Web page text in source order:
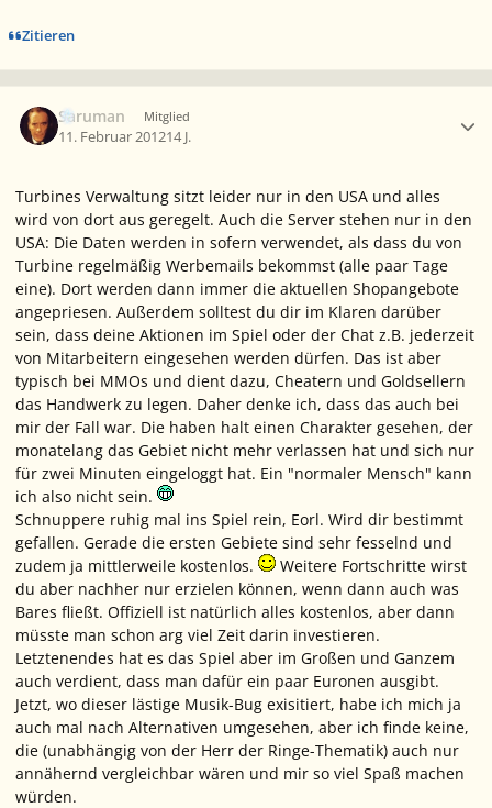
Zitieren
Saruman Mitglied
11. Februar 201214 J.
Turbines Verwaltung sitzt leider nur in den USA und alles
wird von dort aus geregelt. Auch die Server stehen nur in den
USA: Die Daten werden in sofern verwendet, als dass du von
Turbine regelmäßig Werbemails bekommst (alle paar Tage
eine). Dort werden dann immer die aktuellen Shopangebote
angepriesen. Außerdem solltest du dir im Klaren darüber
sein, dass deine Aktionen im Spiel oder der Chat z.B. jederzeit
von Mitarbeitern eingesehen werden dürfen. Das ist aber
typisch bei MMOs und dient dazu, Cheatern und Goldsellern
das Handwerk zu legen. Daher denke ich, dass das auch bei
mir der Fall war. Die haben halt einen Charakter gesehen, der
monatelang das Gebiet nicht mehr verlassen hat und sich nur
für zwei Minuten eingeloggt hat. Ein "normaler Mensch" kann
ich also nicht sein.
Schnuppere ruhig mal ins Spiel rein, Eorl. Wird dir bestimmt
gefallen. Gerade die ersten Gebiete sind sehr fesselnd und
zudem ja mittlerweile kostenlos.
Weitere Fortschritte wirst
du aber nachher nur erzielen können, wenn dann auch was
Bares fließt. Offiziell ist natürlich alles kostenlos, aber dann
müsste man schon arg viel Zeit darin investieren.
Letztenendes hat es das Spiel aber im Großen und Ganzem
auch verdient, dass man dafür ein paar Euronen ausgibt.
Jetzt, wo dieser lästige Musik-Bug exisitiert, habe ich mich ja
auch mal nach Alternativen umgesehen, aber ich finde keine,
die (unabhängig von der Herr der Ringe-Thematik) auch nur
annähernd vergleichbar wären und mir so viel Spaß machen
würden.